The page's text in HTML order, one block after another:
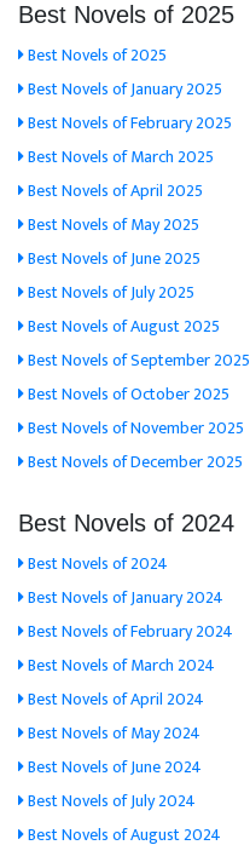
Best Novels of 2025
Best Novels of 2025
Best Novels of January 2025
Best Novels of February 2025
Best Novels of March 2025
Best Novels of April 2025
Best Novels of May 2025
Best Novels of June 2025
Best Novels of July 2025
Best Novels of August 2025
Best Novels of September 2025
Best Novels of October 2025
Best Novels of November 2025
Best Novels of December 2025
Best Novels of 2024
Best Novels of 2024
Best Novels of January 2024
Best Novels of February 2024
Best Novels of March 2024
Best Novels of April 2024
Best Novels of May 2024
Best Novels of June 2024
Best Novels of July 2024
Best Novels of August 2024